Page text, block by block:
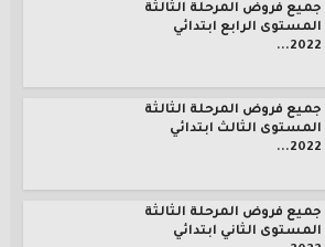
جميع فروض المرحلة الثالثة
المستوى الرابع ابتدائي
2022...
جميع فروض المرحلة الثالثة
المستوى الثالث ابتدائي
2022...
جميع فروض المرحلة الثالثة
المستوى الثاني ابتدائي